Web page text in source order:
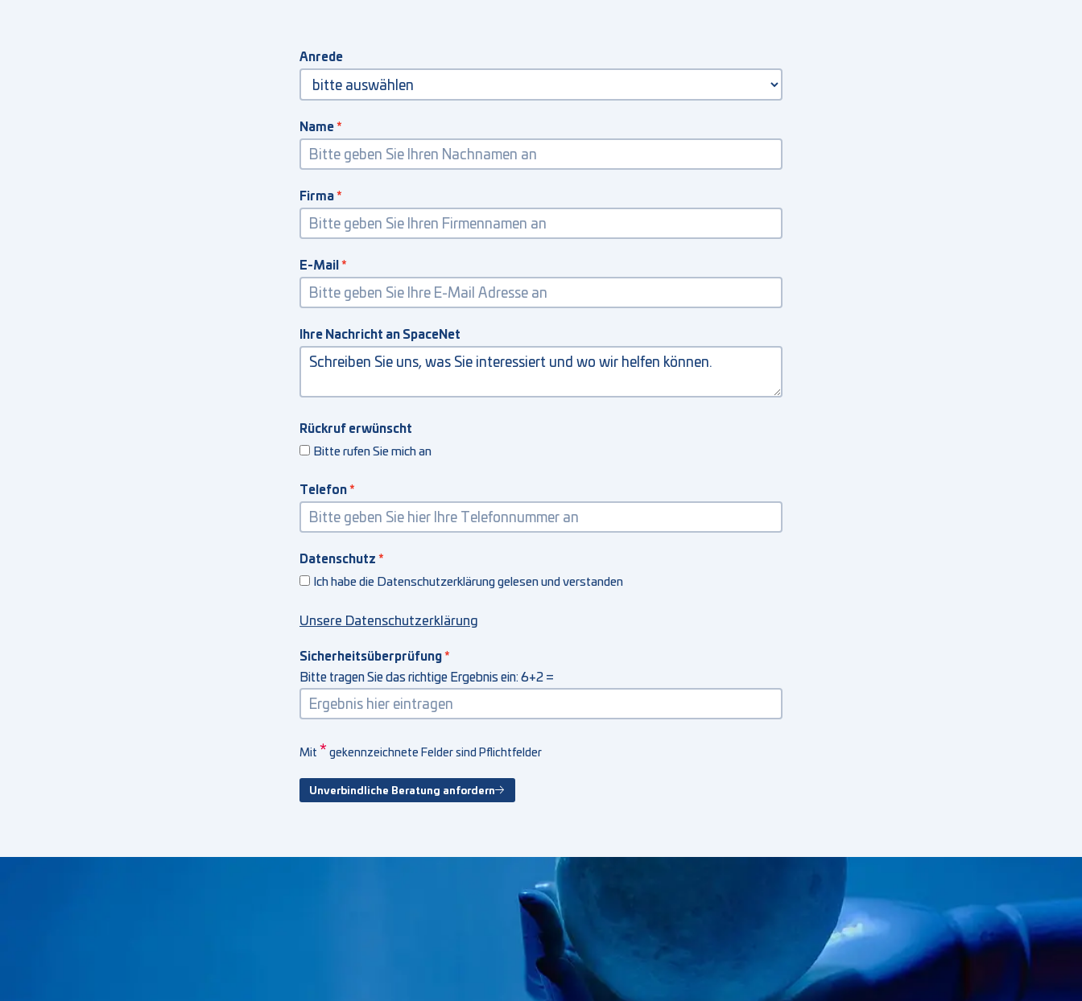
Anrede
Name
Firma
E-Mail
Ihre Nachricht an SpaceNet
Rückruf erwünscht
Bitte rufen Sie mich an
Telefon
Datenschutz
Ich habe die Datenschutzerklärung gelesen und verstanden
Unsere Datenschutzerklärung
Sicherheitsüberprüfung
Bitte tragen Sie das richtige Ergebnis ein: 6+2 =
Mit * gekennzeichnete Felder sind Pflichtfelder
Unverbindliche Beratung anfordern